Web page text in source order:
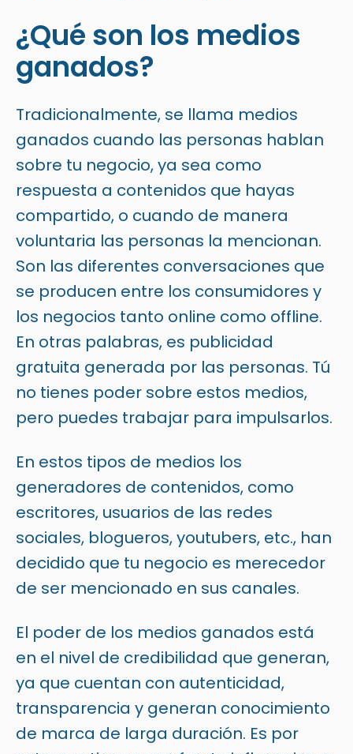
¿Qué son los medios
ganados?
Tradicionalmente, se llama medios
ganados cuando las personas hablan
sobre tu negocio, ya sea como
respuesta a contenidos que hayas
compartido, o cuando de manera
voluntaria las personas la mencionan.
Son las diferentes conversaciones que
se producen entre los consumidores y
los negocios tanto online como offline.
En otras palabras, es publicidad
gratuita generada por las personas. Tú
no tienes poder sobre estos medios,
pero puedes trabajar para impulsarlos.
En estos tipos de medios los
generadores de contenidos, como
escritores, usuarios de las redes
sociales, blogueros, youtubers, etc., han
decidido que tu negocio es merecedor
de ser mencionado en sus canales.
El poder de los medios ganados está
en el nivel de credibilidad que generan,
ya que cuentan con autenticidad,
transparencia y generan conocimiento
de marca de larga duración. Es por